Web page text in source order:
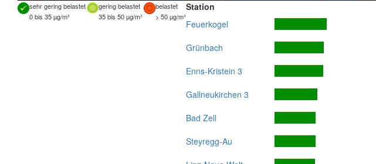
sehr gering belastet gering belastet
belastet
0 bis 35 µg/m³
35 bis 50 µg/m³ > 50 µg/m³
Station
Feuerkogel
Grünbach
Enns-Kristein 3
Gallneukirchen 3
Bad Zell
Steyregg-Au